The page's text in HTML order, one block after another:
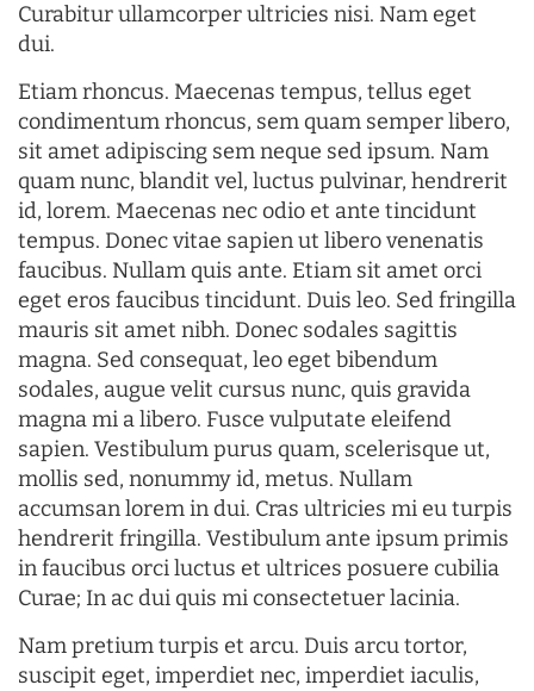
Curabitur ullamcorper ultricies nisi. Nam eget
dui.
Etiam rhoncus. Maecenas tempus, tellus eget
condimentum rhoncus, sem quam semper libero,
sit amet adipiscing sem neque sed ipsum. Nam
quam nunc, blandit vel, luctus pulvinar, hendrerit
id, lorem. Maecenas nec odio et ante tincidunt
tempus. Donec vitae sapien ut libero venenatis
faucibus. Nullam quis ante. Etiam sit amet orci
eget eros faucibus tincidunt. Duis leo. Sed fringilla
mauris sit amet nibh. Donec sodales sagittis
magna. Sed consequat, leo eget bibendum
sodales, augue velit cursus nunc, quis gravida
magna mi a libero. Fusce vulputate eleifend
sapien. Vestibulum purus quam, scelerisque ut,
mollis sed, nonummy id, metus. Nullam
accumsan lorem in dui. Cras ultricies mi eu turpis
hendrerit fringilla. Vestibulum ante ipsum primis
in faucibus orci luctus et ultrices posuere cubilia
Curae; In ac dui quis mi consectetuer lacinia.
Nam pretium turpis et arcu. Duis arcu tortor,
suscipit eget, imperdiet nec, imperdiet iaculis,